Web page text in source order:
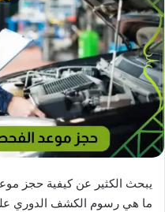
يبحث الكثير عن كيفية حجز
ما هي رسوم الكشف الدوري